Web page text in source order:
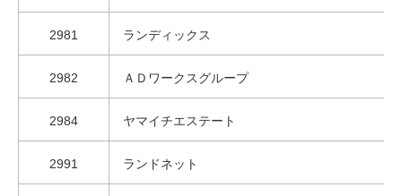
2981 ランディックス
2982 ＡＤワークスグループ
2984 ヤマイチエステート
2991 ランドネット